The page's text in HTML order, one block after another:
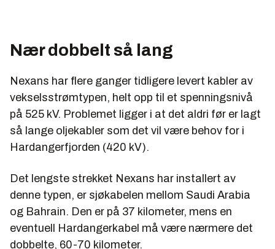
Nær dobbelt så lang
Nexans har flere ganger tidligere levert kabler av
vekselsstrømtypen, helt opp til et spenningsnivå
på 525 kV. Problemet ligger i at det aldri før er lagt
så lange oljekabler som det vil være behov for i
Hardangerfjorden (420 kV).
Det lengste strekket Nexans har installert av
denne typen, er sjøkabelen mellom Saudi Arabia
og Bahrain. Den er på 37 kilometer, mens en
eventuell Hardangerkabel må være nærmere det
dobbelte, 60-70 kilometer.